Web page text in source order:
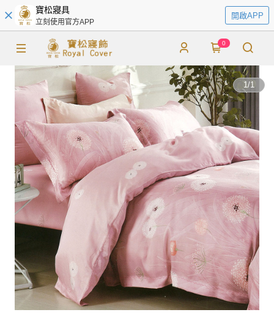
寶松寢具
立刻使用官方APP
開啟APP
0
1/1